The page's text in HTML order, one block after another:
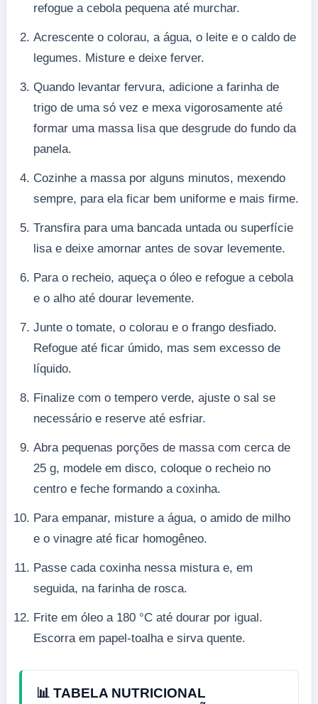
refogue a cebola pequena até murchar.
Acrescente o colorau, a água, o leite e o caldo de
legumes. Misture e deixe ferver.
Quando levantar fervura, adicione a farinha de
trigo de uma só vez e mexa vigorosamente até
formar uma massa lisa que desgrude do fundo da
panela.
Cozinhe a massa por alguns minutos, mexendo
sempre, para ela ficar bem uniforme e mais firme.
Transfira para uma bancada untada ou superfície
lisa e deixe amornar antes de sovar levemente.
Para o recheio, aqueça o óleo e refogue a cebola
e o alho até dourar levemente.
Junte o tomate, o colorau e o frango desfiado.
Refogue até ficar úmido, mas sem excesso de
líquido.
Finalize com o tempero verde, ajuste o sal se
necessário e reserve até esfriar.
Abra pequenas porções de massa com cerca de
25 g, modele em disco, coloque o recheio no
centro e feche formando a coxinha.
Para empanar, misture a água, o amido de milho
e o vinagre até ficar homogêneo.
Passe cada coxinha nessa mistura e, em
seguida, na farinha de rosca.
Frite em óleo a 180 °C até dourar por igual.
Escorra em papel-toalha e sirva quente.
📊 TABELA NUTRICIONAL